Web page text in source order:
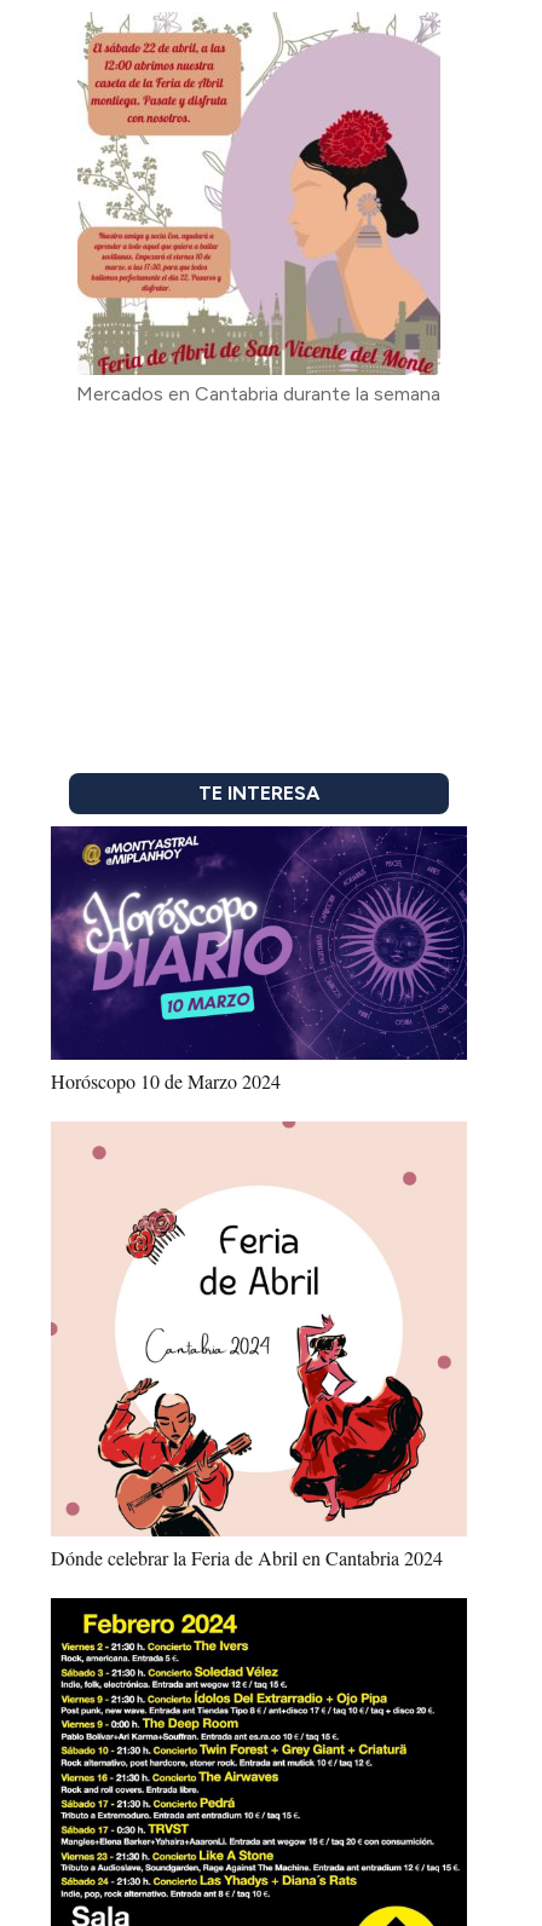
Mercados en Cantabria durante la semana
TE INTERESA
Horóscopo 10 de Marzo 2024
Dónde celebrar la Feria de Abril en Cantabria 2024